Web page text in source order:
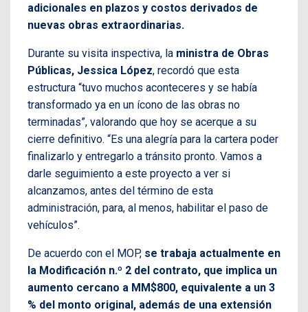
adicionales en plazos y costos derivados de
nuevas obras extraordinarias.
Durante su visita inspectiva, la ministra de Obras
Públicas, Jessica López, recordó que esta
estructura “tuvo muchos aconteceres y se había
transformado ya en un ícono de las obras no
terminadas”, valorando que hoy se acerque a su
cierre definitivo. “Es una alegría para la cartera poder
finalizarlo y entregarlo a tránsito pronto. Vamos a
darle seguimiento a este proyecto a ver si
alcanzamos, antes del término de esta
administración, para, al menos, habilitar el paso de
vehículos”.
De acuerdo con el MOP, se trabaja actualmente en
la Modificación n.º 2 del contrato, que implica un
aumento cercano a MM$800, equivalente a un 3
% del monto original, además de una extensión